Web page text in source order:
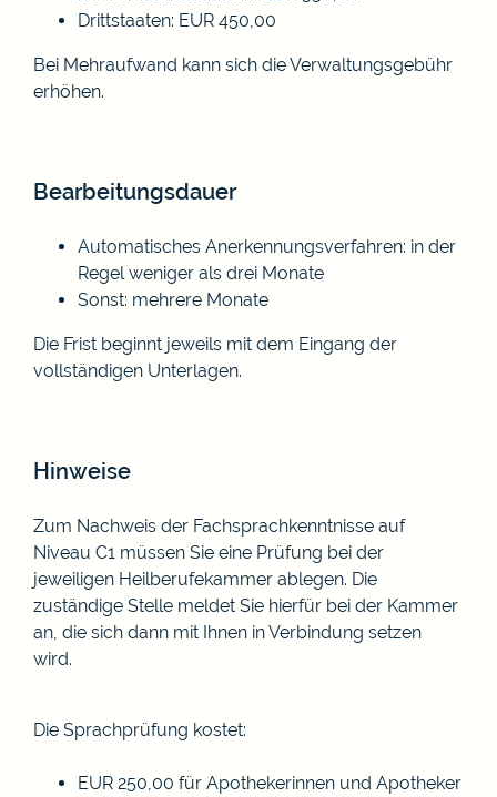
Drittstaaten: EUR 450,00
Bei Mehraufwand kann sich die Verwaltungsgebühr
erhöhen.
Bearbeitungsdauer
Automatisches Anerkennungsverfahren: in der
Regel weniger als drei Monate
Sonst: mehrere Monate
Die Frist beginnt jeweils mit dem Eingang der
vollständigen Unterlagen.
Hinweise
Zum Nachweis der Fachsprachkenntnisse auf
Niveau C1 müssen Sie eine Prüfung bei der
jeweiligen Heilberufekammer ablegen. Die
zuständige Stelle meldet Sie hierfür bei der Kammer
an, die sich dann mit Ihnen in Verbindung setzen
wird.
Die Sprachprüfung kostet:
EUR 250,00 für Apothekerinnen und Apotheker